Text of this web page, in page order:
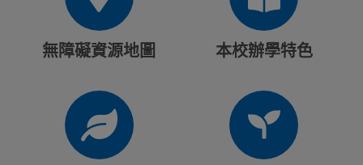
無障礙資源地圖 本校辦學特色